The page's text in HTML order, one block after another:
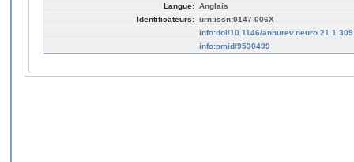
Langue: Anglais
Identificateurs: urn:issn:0147-006X
info:doi/10.1146/annurev.neuro.21.1.309
info:pmid/9530499